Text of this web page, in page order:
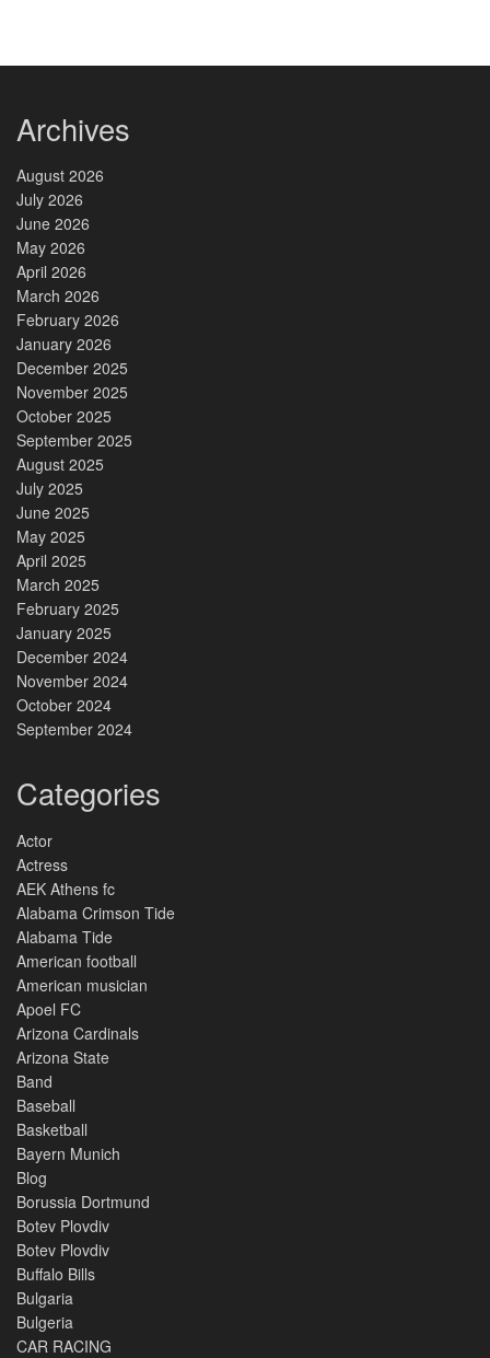
Archives
August 2026
July 2026
June 2026
May 2026
April 2026
March 2026
February 2026
January 2026
December 2025
November 2025
October 2025
September 2025
August 2025
July 2025
June 2025
May 2025
April 2025
March 2025
February 2025
January 2025
December 2024
November 2024
October 2024
September 2024
Categories
Actor
Actress
AEK Athens fc
Alabama Crimson Tide
Alabama Tide
American football
American musician
Apoel FC
Arizona Cardinals
Arizona State
Band
Baseball
Basketball
Bayern Munich
Blog
Borussia Dortmund
Botev Plovdiv
Botev Plovdiv
Buffalo Bills
Bulgaria
Bulgeria
CAR RACING